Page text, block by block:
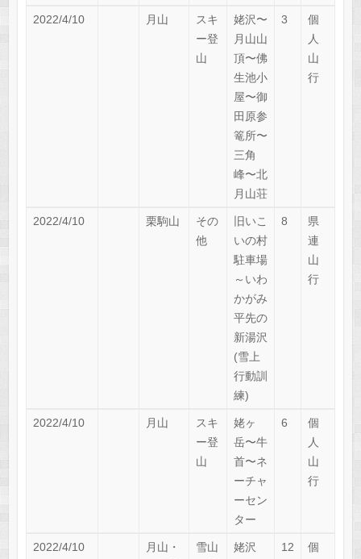
2022/4/10 月山
スキ
ー登
山
姥沢〜
月山山
頂〜佛
生池小
屋〜御
田原参
篭所〜
三角
峰〜北
月山荘
3
個
人
山
行
2022/4/10 栗駒山
その
他
旧いこ
いの村
駐車場
～いわ
かがみ
平先の
新湯沢
(雪上
行動訓
練)
8
県
連
山
行
2022/4/10 月山
スキ
ー登
山
姥ヶ
岳〜牛
首〜ネ
ーチャ
ーセン
ター
6
個
人
山
行
2022/4/10
月山・
雪山
姥沢
12
個